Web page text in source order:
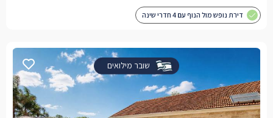
דירת נופש מול הנוף עם 4 חדרי שינה
שובר מילואים